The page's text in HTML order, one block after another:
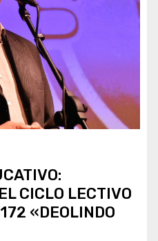
CICLO LECTIVO
«DEOLINDO